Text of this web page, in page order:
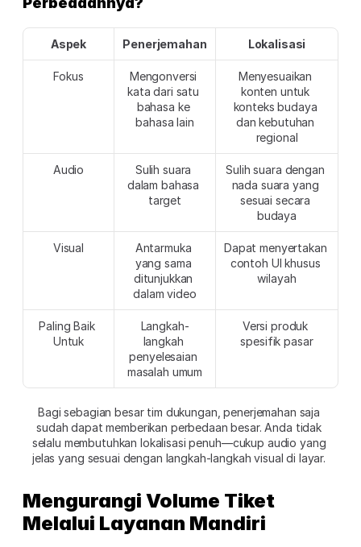
Aspek Penerjemahan Lokalisasi
Fokus
Mengonversi
kata dari satu
bahasa ke
bahasa lain
Menyesuaikan
konten untuk
konteks budaya
dan kebutuhan
regional
Audio
Sulih suara
dalam bahasa
target
Sulih suara dengan
nada suara yang
sesuai secara
budaya
Visual
Antarmuka
yang sama
ditunjukkan
dalam video
Dapat menyertakan
contoh UI khusus
wilayah
Paling Baik
Untuk
Langkah-
langkah
penyelesaian
masalah umum
Versi produk
spesifik pasar
Bagi sebagian besar tim dukungan, penerjemahan saja
sudah dapat memberikan perbedaan besar. Anda tidak
selalu membutuhkan lokalisasi penuh—cukup audio yang
jelas yang sesuai dengan langkah-langkah visual di layar.
Mengurangi Volume Tiket
Melalui Layanan Mandiri